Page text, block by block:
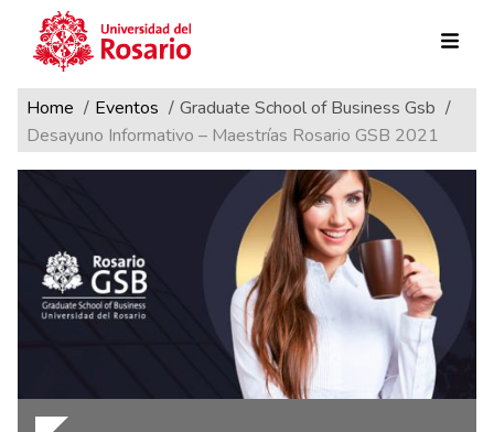
Pasar al contenido principal
Ruta de navegación
Home Eventos
Graduate School of Business Gsb
Desayuno Informativo – Maestrías Rosario GSB 2021